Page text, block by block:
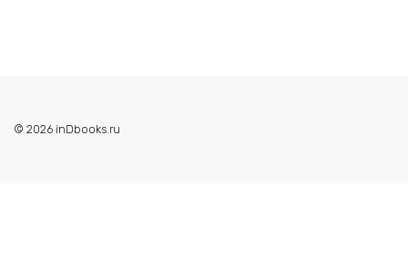
© 2026 inDbooks.ru